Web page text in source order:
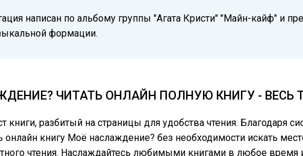
написан по альбому группы "Агата Кристи" "Майн-кайф" и
формации.
ЧИТАТЬ ОНЛАЙН ПОЛНУЮ КНИГУ - ВЕСЬ
книги, разбитый на страницы для удобства чтения. Благодаря
онлайн книгу Моё наслаждение? без необходимости искать
чтения. Наслаждайтесь любимыми книгами в любое время